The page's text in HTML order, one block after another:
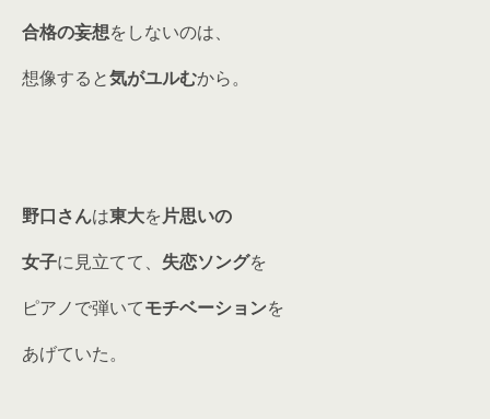
合格の妄想をしないのは、
想像すると気がユルむから。
野口さんは東大を片思いの
女子に見立てて、 失恋ソングを
ピアノで弾いてモチベーションを
あげていた。